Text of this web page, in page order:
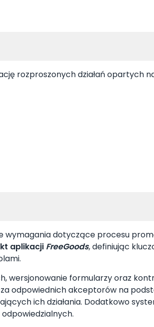
rozproszonych działań opartych
wymagania dotyczące procesu
aplikacji FreeGoods, definiując
wersjonowanie formularzy oraz
odpowiednich akceptorów na
ich działania. Dodatkowo